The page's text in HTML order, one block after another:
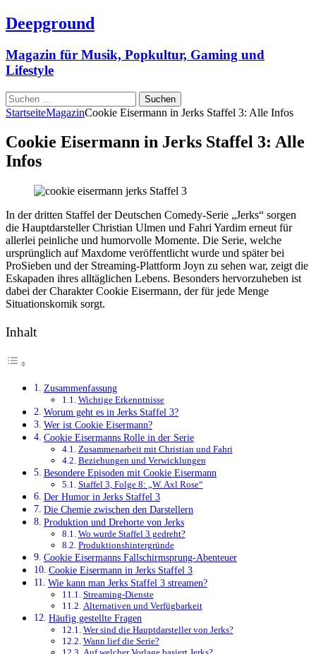
Deepground
Magazin für Musik, Popkultur, Gaming und
Lifestyle
Suchen
nach:
StartseiteMagazinCookie Eisermann in Jerks Staffel 3: Alle Infos
Cookie Eisermann in Jerks Staffel 3: Alle
Infos
In der dritten Staffel der Deutschen Comedy-Serie „Jerks“ sorgen
die Hauptdarsteller Christian Ulmen und Fahri Yardim erneut für
allerlei peinliche und humorvolle Momente. Die Serie, welche
ursprünglich auf Maxdome veröffentlicht wurde und später bei
ProSieben und der Streaming-Plattform Joyn zu sehen war, zeigt die
Eskapaden ihres alltäglichen Lebens. Besonders hervorzuheben ist
dabei der Charakter Cookie Eisermann, der für jede Menge
Situationskomik sorgt.
Inhalt
Zusammenfassung
Wichtige Erkenntnisse
Worum geht es in Jerks Staffel 3?
Wer ist Cookie Eisermann?
Cookie Eisermanns Rolle in der Serie
Zusammenarbeit mit Christian und Fahri
Beziehungen und Verwicklungen
Besondere Episoden mit Cookie Eisermann
Staffel 3, Folge 8: „W. Axl Rose“
Der Humor in Jerks Staffel 3
Die Chemie zwischen den Darstellern
Produktion und Drehorte von Jerks
Wo wurde Staffel 3 gedreht?
Produktionshintergründe
Cookie Eisermanns Fallschirmsprung-Abenteuer
Cookie Eisermann in Jerks Staffel 3
Wie kann man Jerks Staffel 3 streamen?
Streaming-Dienste
Alternativen und Verfügbarkeit
Häufig gestellte Fragen
Wer sind die Hauptdarsteller von Jerks?
Wann lief die Serie?